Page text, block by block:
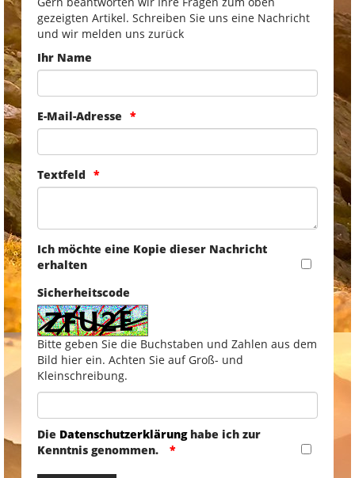
gezeigten Artikel. Schreiben Sie uns eine Nachricht
und wir melden uns zurück
Ihr Name
E-Mail-Adresse
Textfeld
Ich möchte eine Kopie dieser Nachricht
erhalten
Sicherheitscode
Bitte geben Sie die Buchstaben und Zahlen aus dem
Bild hier ein. Achten Sie auf Groß- und
Kleinschreibung.
Die Datenschutzerklärunghabe ich zur
Kenntnis genommen.